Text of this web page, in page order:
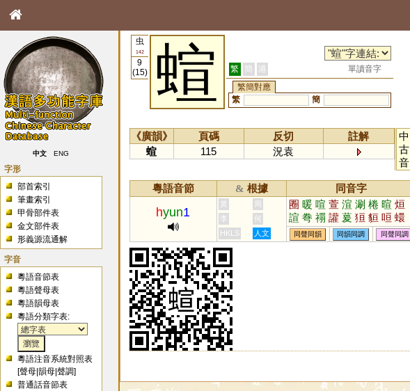
中文 ENG
字形
部首索引
筆畫索引
甲骨部件表
金文部件表
形義源流通解
字音
粵語音節表
粵語聲母表
粵語韻母表
粵語分類字表:
粵語注音系統對照表
[聲母 |韻母 |聲調]
普通話音節表
虫
142
9
(15)
蝖 繁 簡 港
單讀音字
繁簡對應
繁
簡
《廣韻》 頁碼 反切
註解
蝖
115 況袁
中
古
音
粵語音節 & 根據 同音字
hyun1
黃 周 圈 暖 喧 萱 渲 涮 棬 暄 烜
諠 弮 禤 讙 萲 狟 貆 咺 蠉
翾 駽 媗 懁 嬛 鋗 儇 塤 梋
愃 昍 壎 諼 愋 煖 酄 晅
李
何
HKLS
人文 同聲同韻 同韻同調 同聲同調